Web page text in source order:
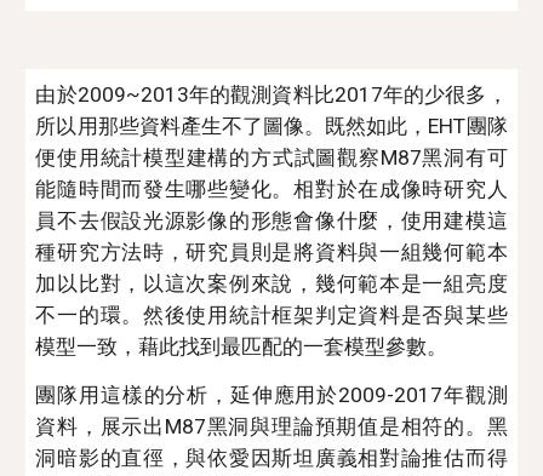
由於2009~2013年的觀測資料比2017年的少很多，
所以用那些資料產生不了圖像。既然如此，EHT團隊
便使用統計模型建構的方式試圖觀察M87黑洞有可
能隨時間而發生哪些變化。相對於在成像時研究人
員不去假設光源影像的形態會像什麼，使用建模這
種研究方法時 ，研究 員則是將資料與一組幾何範本
加以比對， 以這次案例來說，幾何範本是一組亮度
不一的環。然後使用統計框架判定資料是否與某些
模型一致，藉此找到最匹配的一套模型參數。
團隊用這樣的分析，延伸應用於2009-2017年觀測
資料，展示出M87黑洞與理論預期值是相符的。 黑
洞暗影的直徑，與依愛因斯坦廣義相對論推估而得